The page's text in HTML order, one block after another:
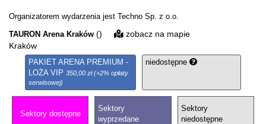
Organizatorem wydarzenia jest Techno Sp. z o.o.
TAURON Arena Kraków ()
Kraków
zobacz na mapie
PAKIET ARENA PREMIUM -
LOŻA VIP 350,00 zł (+2% opłaty
serwisowej)
niedostępne
Sektory dostępne
Sektory
wyprzedane
Sektory
niedostępne